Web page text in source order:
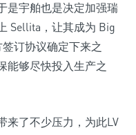
是宇舶也是决定加强瑞
Sellita，让其成为 Big
订协议确定下来之
能够尽快投入生产之
来了不少压力，为此LV